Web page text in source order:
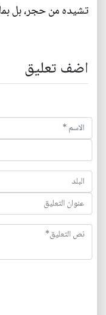
تشيده من حجر، بل
اضف تعليق